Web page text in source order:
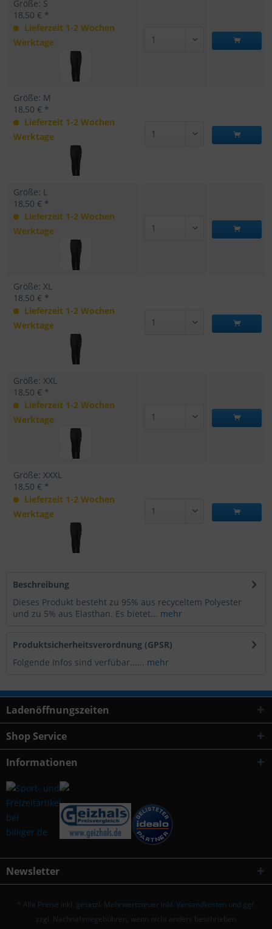
Größe: S
18,50 € *
Lieferzeit 1-2 Wochen
Werktage
Größe: M
18,50 € *
Lieferzeit 1-2 Wochen
Werktage
Größe: L
18,50 € *
Lieferzeit 1-2 Wochen
Werktage
Größe: XL
18,50 € *
Lieferzeit 1-2 Wochen
Werktage
Größe: XXL
18,50 € *
Lieferzeit 1-2 Wochen
Werktage
Größe: XXXL
18,50 € *
Lieferzeit 1-2 Wochen
Werktage
Beschreibung
Dieses Produkt besteht zu 95% aus recyceltem Polyester
und zu 5% aus Elasthan. Es bietet... mehr
Produktsicherheitsverordnung (GPSR)
Folgende Infos sind verfübar...... mehr
Ladenöffnungszeiten
Shop Service
Informationen
Newsletter
* Alle Preise inkl. gesetzl. Mehrwertsteuer inkl. Versandkosten und ggf.
zzgl. Nachnahmegebühren, wenn nicht anders beschrieben